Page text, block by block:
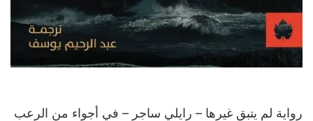
رواية لم يتبق غيرها – رايلي ساجر – في أجواء من الرعب